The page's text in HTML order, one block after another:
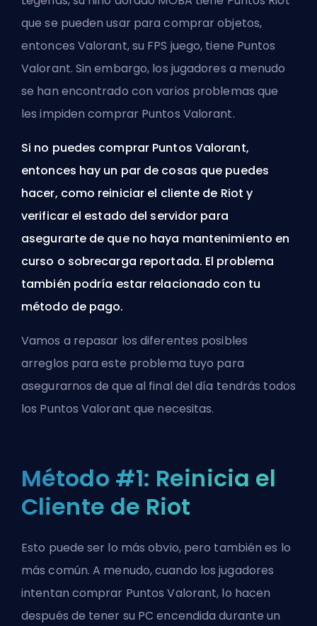
que se pueden usar para comprar objetos,
entonces Valorant, su FPS juego, tiene Puntos
Valorant. Sin embargo, los jugadores a menudo
se han encontrado con varios problemas que
les impiden comprar Puntos Valorant.
Si no puedes comprar Puntos Valorant,
entonces hay un par de cosas que puedes
hacer, como reiniciar el cliente de Riot y
verificar el estado del servidor para
asegurarte de que no haya mantenimiento en
curso o sobrecarga reportada. El problema
también podría estar relacionado con tu
método de pago.
Vamos a repasar los diferentes posibles
arreglos para este problema tuyo para
asegurarnos de que al final del día tendrás todos
los Puntos Valorant que necesitas.
Método #1: Reinicia el
Cliente de Riot
Esto puede ser lo más obvio, pero también es lo
más común. A menudo, cuando los jugadores
intentan comprar Puntos Valorant, lo hacen
después de tener su PC encendida durante un